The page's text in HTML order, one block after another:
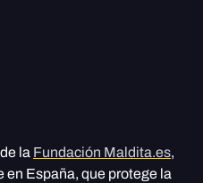
la Fundación Maldita.es,
en España, que protege la